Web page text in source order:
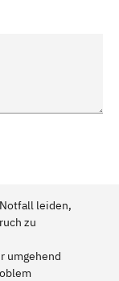
leiden,
zu
umgehend